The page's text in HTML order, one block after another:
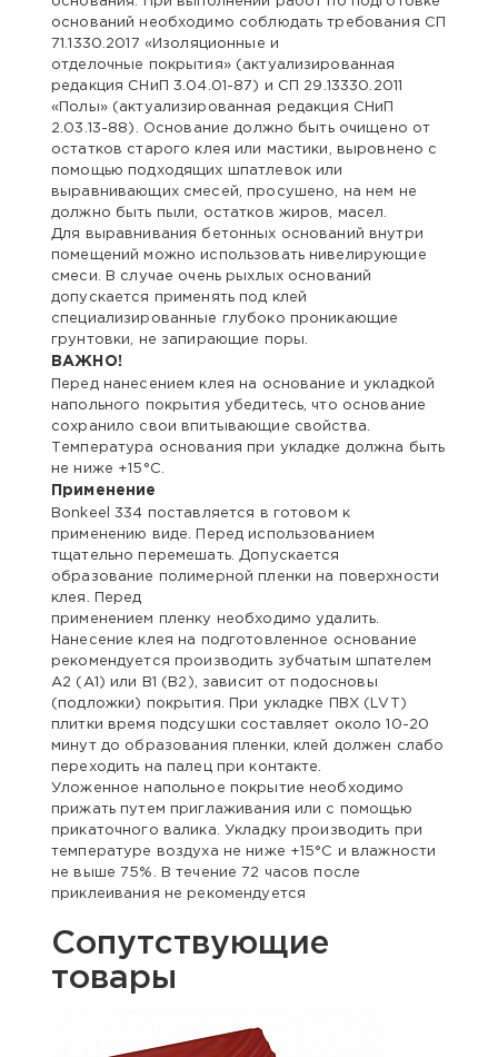
оснований необходимо соблюдать требования СП
71.1330.2017 «Изоляционные и
отделочные покрытия» (актуализированная
редакция СНиП 3.04.01-87) и СП 29.13330.2011
«Полы» (актуализированная редакция СНиП
2.03.13-88). Основание должно быть очищено от
остатков старого клея или мастики, выровнено с
помощью подходящих шпатлевок или
выравнивающих смесей, просушено, на нем не
должно быть пыли, остатков жиров, масел.
Для выравнивания бетонных оснований внутри
помещений можно использовать нивелирующие
смеси. В случае очень рыхлых оснований
допускается применять под клей
специализированные глубоко проникающие
грунтовки, не запирающие поры.
ВАЖНО!
Перед нанесением клея на основание и укладкой
напольного покрытия убедитесь, что основание
сохранило свои впитывающие свойства.
Температура основания при укладке должна быть
не ниже +15°С.
Применение
Bonkeel 334 поставляется в готовом к
применению виде. Перед использованием
тщательно перемешать. Допускается
образование полимерной пленки на поверхности
клея. Перед
применением пленку необходимо удалить.
Нанесение клея на подготовленное основание
рекомендуется производить зубчатым шпателем
А2 (А1) или В1 (В2), зависит от подосновы
(подложки) покрытия. При укладке ПВХ (LVT)
плитки время подсушки составляет около 10-20
минут до образования пленки, клей должен слабо
переходить на палец при контакте.
Уложенное напольное покрытие необходимо
прижать путем приглаживания или с помощью
прикаточного валика. Укладку производить при
температуре воздуха не ниже +15°С и влажности
не выше 75%. В течение 72 часов после
приклеивания не рекомендуется
Сопутствующие
товары